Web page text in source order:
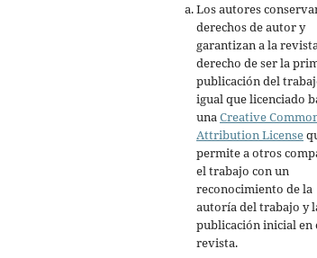
Los autores
derechos de autor y
garantizan a la
derecho de ser la
publicación del
igual que licenciado
unaCreative
Attribution License
permite a otros
el trabajo con un
reconocimiento de la
autoría del trabajo y
publicación inicial en
revista.